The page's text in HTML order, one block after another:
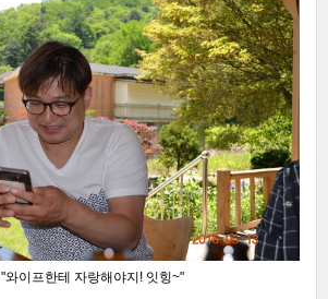
"와이프한테 자랑해야지! 잇힝~"